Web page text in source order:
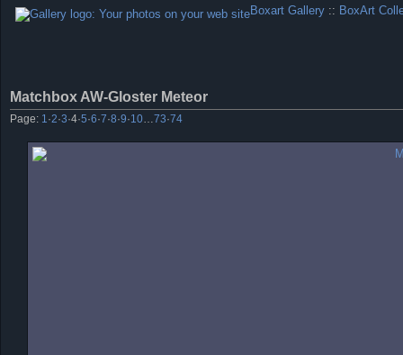
Boxart Gallery :: BoxArt
Matchbox AW-Gloster Meteor
Page: 1 ·2·3·4·5·6·7·8·9·10 73·74